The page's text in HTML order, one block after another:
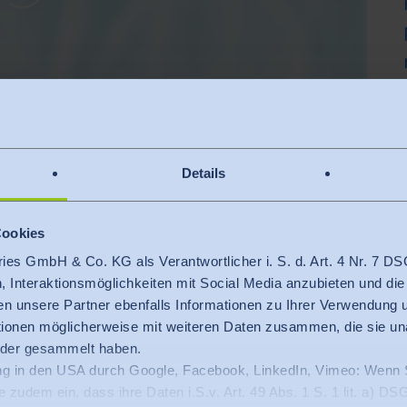
Details
GmbH & Co. KG als Verantwortlicher i. S. d. Art. 4 Nr. 7
Interaktionsmöglichkeiten mit Social Media anzubieten und
unsere Partner ebenfalls Informationen zu Ihrer Verwendung
möglicherweise mit weiteren Daten zusammen, die sie
gesammelt haben.
in den USA durch Google, Facebook, LinkedIn, Vimeo: Wenn
zudem ein, dass ihre Daten i.S.v. Art. 49 Abs. 1 S. 1 lit. a)
hergestellt, die ggf. Daten erheben. Mehr